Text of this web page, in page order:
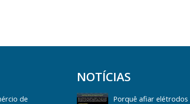
de
NOTÍCIAS
Porquê afiar